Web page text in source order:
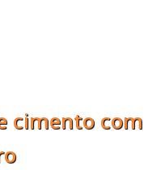
cimento com